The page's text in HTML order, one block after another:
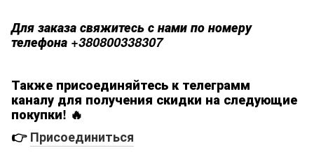
Для заказа свяжитесь с нами по номеру
телефона +380800338307
Также присоединяйтесь к телеграмм
каналу для получения скидки на следующие
покупки! 🔥
👉Присоединиться